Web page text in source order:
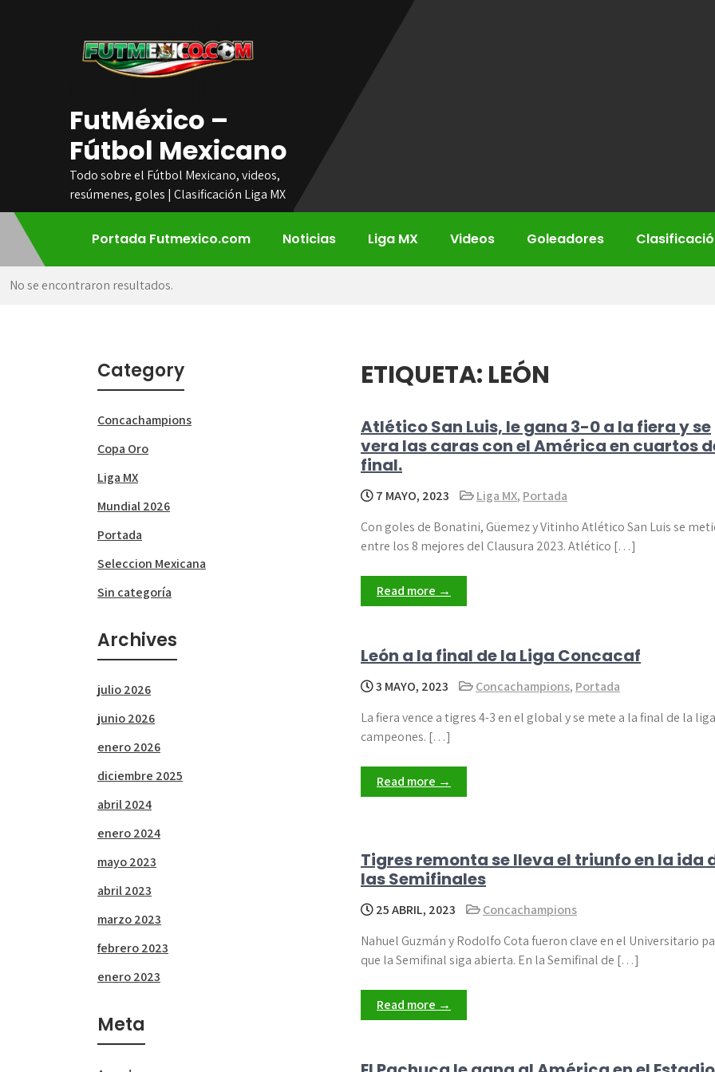
FutMéxico –
Fútbol Mexicano
Todo sobre el Fútbol Mexicano, videos,
resúmenes, goles | Clasificación Liga MX
Portada Futmexico.com Noticias Liga MX Videos Goleadores
No se encontraron resultados.
ETIQUETA: LEÓN
Atlético San Luis, le gana 3-0 a la fiera y se
vera las caras con el América en cuartos
final.
7 MAYO, 2023 Liga MX, Portada
Con goles de Bonatini, Güemez y Vitinho Atlético San Luis se
entre los 8 mejores del Clausura 2023. Atlético […]
Read more →
León a la final de la Liga Concacaf
3 MAYO, 2023 Concachampions, Portada
La fiera vence a tigres 4-3 en el global y se mete a la final de la
campeones. […]
Read more →
Tigres remonta se lleva el triunfo en la ida
las Semifinales
25 ABRIL, 2023
Concachampions
Nahuel Guzmán y Rodolfo Cota fueron clave en el Universitario
que la Semifinal siga abierta. En la Semifinal de […]
Read more →
Category
Concachampions
Copa Oro
Liga MX
Mundial 2026
Portada
Seleccion Mexicana
Sin categoría
Archives
julio 2026
junio 2026
enero 2026
diciembre 2025
abril 2024
enero 2024
mayo 2023
abril 2023
marzo 2023
febrero 2023
enero 2023
Meta